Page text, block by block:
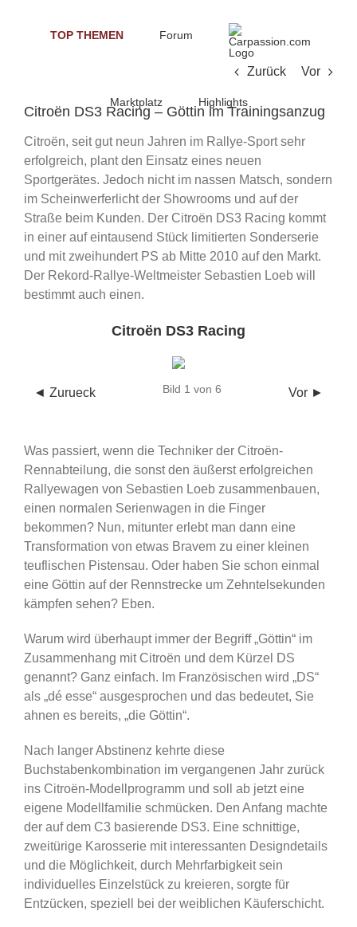
TOP THEMEN Forum
Marktplatz Highlights
Zurück Vor
Citroën DS3 Racing – Göttin im Trainingsanzug
Citroën, seit gut neun Jahren im Rallye-Sport sehr
erfolgreich, plant den Einsatz eines neuen
Sportgerätes. Jedoch nicht im nassen Matsch, sondern
im Scheinwerferlicht der Showrooms und auf der
Straße beim Kunden. Der Citroën DS3 Racing kommt
in einer auf eintausend Stück limitierten Sonderserie
und mit zweihundert PS ab Mitte 2010 auf den Markt.
Der Rekord-Rallye-Weltmeister Sebastien Loeb will
bestimmt auch einen.
Citroën DS3 Racing
◄ Zurueck Vor ►
Bild 1 von 6
Was passiert, wenn die Techniker der Citroën-
Rennabteilung, die sonst den äußerst erfolgreichen
Rallyewagen von Sebastien Loeb zusammenbauen,
einen normalen Serienwagen in die Finger
bekommen? Nun, mitunter erlebt man dann eine
Transformation von etwas Bravem zu einer kleinen
teuflischen Pistensau. Oder haben Sie schon einmal
eine Göttin auf der Rennstrecke um Zehntelsekunden
kämpfen sehen? Eben.
Warum wird überhaupt immer der Begriff „Göttin“ im
Zusammenhang mit Citroën und dem Kürzel DS
genannt? Ganz einfach. Im Französischen wird „DS“
als „dé esse“ ausgesprochen und das bedeutet, Sie
ahnen es bereits, „die Göttin“.
Nach langer Abstinenz kehrte diese
Buchstabenkombination im vergangenen Jahr zurück
ins Citroën-Modellprogramm und soll ab jetzt eine
eigene Modellfamilie schmücken. Den Anfang machte
der auf dem C3 basierende DS3. Eine schnittige,
zweitürige Karosserie mit interessanten Designdetails
und die Möglichkeit, durch Mehrfarbigkeit sein
individuelles Einzelstück zu kreieren, sorgte für
Entzücken, speziell bei der weiblichen Käuferschicht.